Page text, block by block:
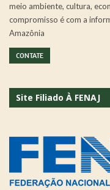
meio ambiente, cultura,
compromisso é com a
Amazônia
CONTATE
Site Filiado À FENAJ